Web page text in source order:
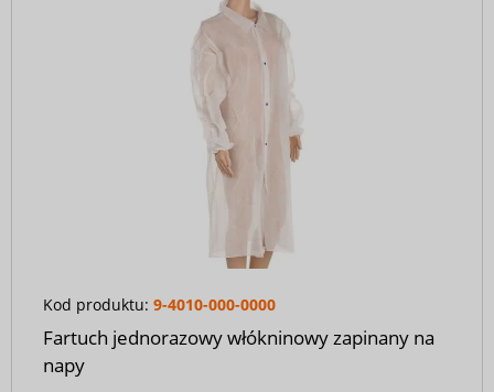
Kod produktu: 9-4010-000-0000
Fartuch jednorazowy włókninowy zapinany na
napy